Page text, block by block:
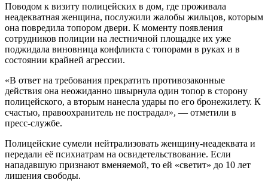
Поводом к визиту полицейских в дом, где проживала
неадекватная женщина, послужили жалобы жильцов, которым
она повредила топором двери. К моменту появления
сотрудников полиции на лестничной площадке их уже
поджидала виновница конфликта с топорами в руках и в
состоянии крайней агрессии.
«В ответ на требования прекратить противозаконные
действия она неожиданно швырнула один топор в сторону
полицейского, а вторым нанесла удары по его бронежилету. К
счастью, правоохранитель не пострадал», — отметили в
пресс-службе.
Полицейские сумели нейтрализовать женщину-неадеквата и
передали её психиатрам на освидетельствование. Если
нападавшую признают вменяемой, то ей «светит» до 10 лет
лишения свободы.